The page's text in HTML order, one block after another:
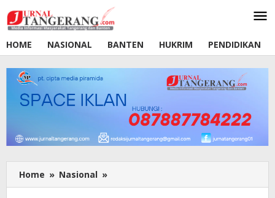
ke
konten
HOME
NASIONAL BANTEN HUKRIM PENDIDIKAN
Home » Nasional »
Acara